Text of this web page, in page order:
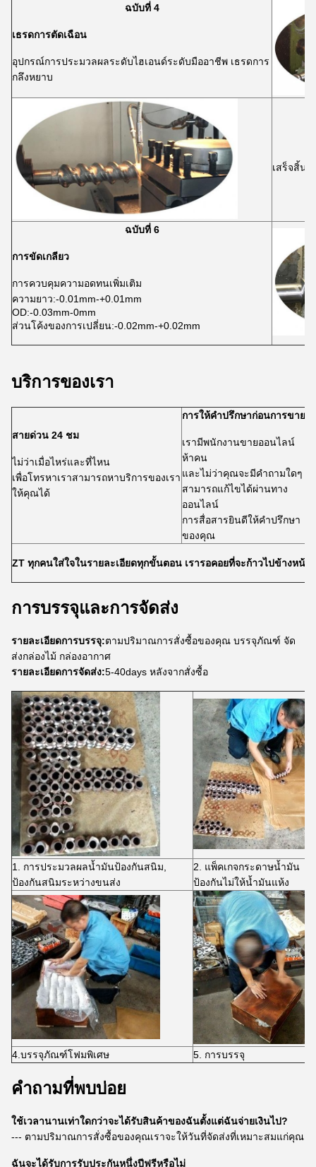
ฉบับที่ 4
เธรดการตัดเฉือน
อุปกรณ์การประมวลผลระดับไฮเอนด์ระดับมืออาชีพ เธรดการ
กลึงหยาบ
เสร็จสิ้นก
ฉบับที่ 6
การขัดเกลียว
การควบคุมความอดทนเพิ่มเติม
ความยาว:-0.01mm-+0.01mm
OD:-0.03mm-0mm
ส่วนโค้งของการเปลี่ยน:-0.02mm-+0.02mm
บริการของเรา
สายด่วน 24 ชม
ไม่ว่าเมื่อไหร่และที่ไหน
เพื่อโทรหาเราสามารถหาบริการของเรา
ให้คุณได้
การให้คำปรึกษาก่อนการขาย
เรามีพนักงานขายออนไลน์
ห้าคน
และไม่ว่าคุณจะมีคำถามใดๆ
สามารถแก้ไขได้ผ่านทาง
ออนไลน์
การสื่อสารยินดีให้คำปรึกษา
ของคุณ
ZT ทุกคนใส่ใจในรายละเอียดทุกขั้นตอน เรารอคอยที่จะก้าวไปข้างหน้
การบรรจุและการจัดส่ง
รายละเอียดการบรรจุ:ตามปริมาณการสั่งซื้อของคุณ บรรจุภัณฑ์ จัด
ส่งกล่องไม้ กล่องอากาศ
รายละเอียดการจัดส่ง:5-40days หลังจากสั่งซื้อ
1. การประมวลผลน้ำมันป้องกันสนิม,
ป้องกันสนิมระหว่างขนส่ง
2. แพ็คเกจกระดาษน้ำมัน
ป้องกันไม่ให้น้ำมันแห้ง
4.บรรจุภัณฑ์โฟมพิเศษ 5. การบรรจุ
คำถามที่พบบ่อย
ใช้เวลานานเท่าใดกว่าจะได้รับสินค้าของฉันตั้งแต่ฉันจ่ายเงินไป?
--- ตามปริมาณการสั่งซื้อของคุณเราจะให้วันที่จัดส่งที่เหมาะสมแก่คุณ
ฉันจะได้รับการรับประกันหนึ่งปีฟรีหรือไม่